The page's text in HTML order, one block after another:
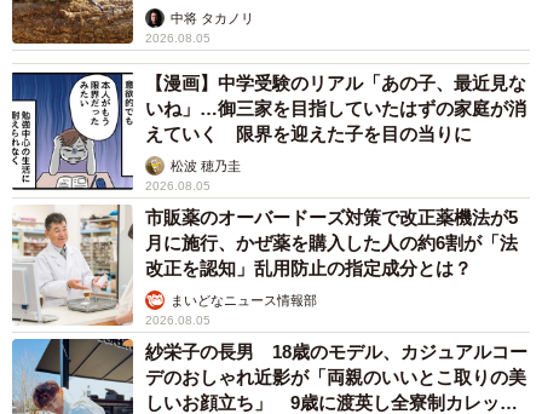
らいリアル」
中将 タカノリ
2026.08.05
【漫画】中学受験のリアル「あの子、最近見な
いね」…御三家を目指していたはずの家庭が消
えていく 限界を迎えた子を目の当りに
松波 穂乃圭
2026.08.05
市販薬のオーバードーズ対策で改正薬機法が5
月に施行、かぜ薬を購入した人の約6割が「法
改正を認知」乱用防止の指定成分とは？
まいどなニュース情報部
2026.08.05
紗栄子の長男 18歳のモデル、カジュアルコー
デのおしゃれ近影が「両親のいいとこ取りの美
しいお顔立ち」 9歳に渡英し全寮制カレッジ